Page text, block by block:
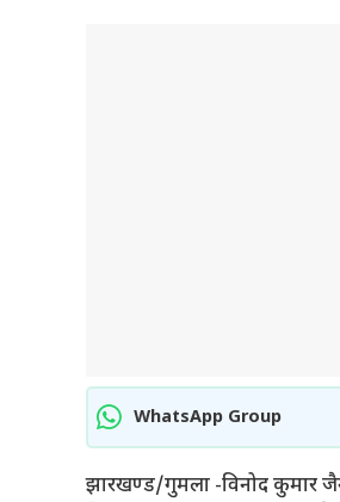
WhatsApp Group
झारखण्ड/गुमला -विनोद कुमार